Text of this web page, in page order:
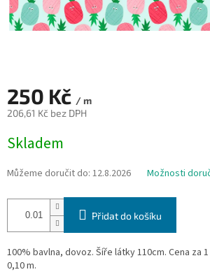
250 Kč / m
206,61 Kč bez DPH
cena:
Skladem
Můžeme doručit do: 12.8.2026 Možnosti
Přidat do košíku
100% bavlna, dovoz. Šíře látky 110cm. Cena za
0,10 m.